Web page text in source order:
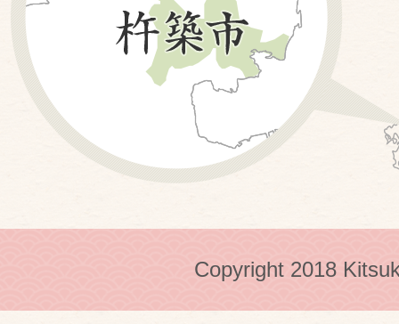
Copyright 2018